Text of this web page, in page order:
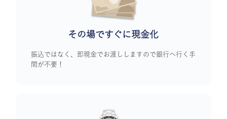
その場ですぐに現金化
振込ではなく、即現金でお渡ししますので銀行へ行く手
間が不要！